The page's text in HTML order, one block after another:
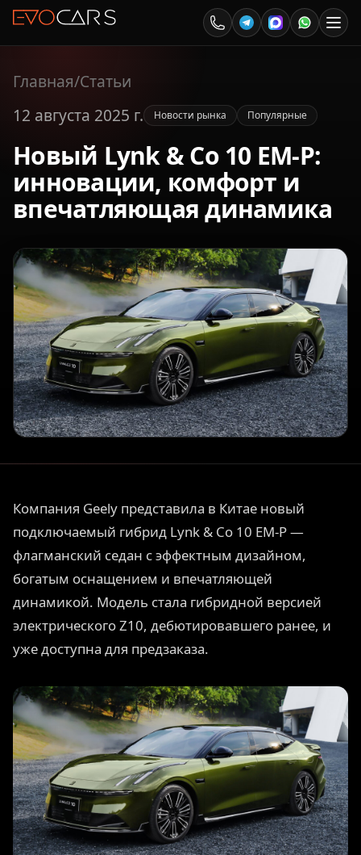
Главная/Статьи
12 августа 2025 г.
Новости рынка Популярные
Новый Lynk & Co 10 EM-P:
инновации, комфорт и
впечатляющая динамика
Компания Geely представила в Китае новый
подключаемый гибрид Lynk & Co 10 EM-P —
флагманский седан с эффектным дизайном,
богатым оснащением и впечатляющей
динамикой. Модель стала гибридной версией
электрического Z10, дебютировавшего ранее, и
уже доступна для предзаказа.